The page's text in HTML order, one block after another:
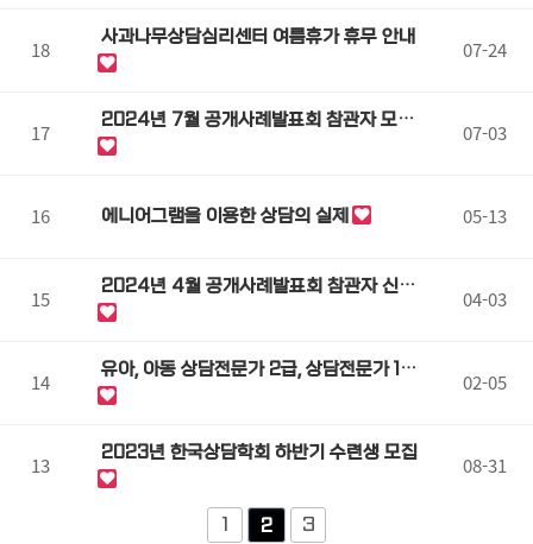
18 사과나무상담심리센터 여름휴가 휴무 안내 07-24
17
2024년 7월 공개사례발표회 참관자 모집
(집단상담 사례)
07-03
16 에니어그램을 이용한 상담의 실제 05-13
15
2024년 4월 공개사례발표회 참관자 신청
안내
04-03
14
유아, 아동 상담전문가 2급, 상담전문가 1급
선생님 모셔요.
02-05
13 2023년 한국상담학회 하반기 수련생 모집 08-31
1 2 3